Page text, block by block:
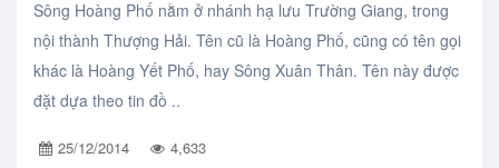
Sông Hoàng Phố nằm ở nhánh hạ lưu Trường Giang, trong
nội thành Thượng Hải. Tên cũ là Hoàng Phố, cũng có tên gọi
khác là Hoàng Yết Phố, hay Sông Xuân Thân. Tên này được
đặt dựa theo tin đồ ..
25/12/2014 4,633